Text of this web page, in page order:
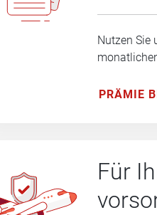
Nutzen Sie
PRÄMIE
Für